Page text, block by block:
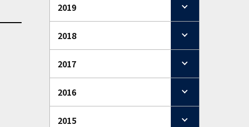
2019
2018
2017
2016
2015